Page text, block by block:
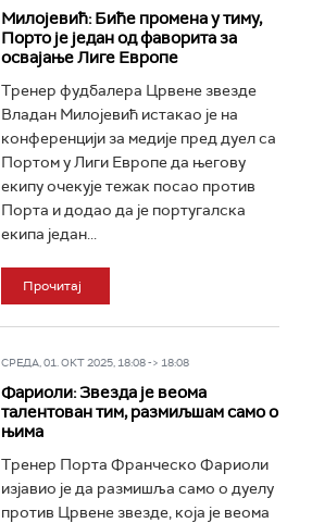
Милојевић: Биће промена у тиму,
Порто је један од фаворита за
освајање Лиге Европе
Тренер фудбалера Црвене звезде
Владан Милојевић истакао је на
конференцији за медије пред дуел са
Портом у Лиги Европе да његову
екипу очекује тежак посао против
Порта и додао да је португалска
екипа један...
Прочитај
СРЕДА, 01. ОКТ 2025, 18:08 -> 18:08
Фариоли: Звезда је веома
талентован тим, размиљшам само о
њима
Тренер Порта Франческо Фариоли
изјавио је да размишља само о дуелу
против Црвене звезде, која је веома